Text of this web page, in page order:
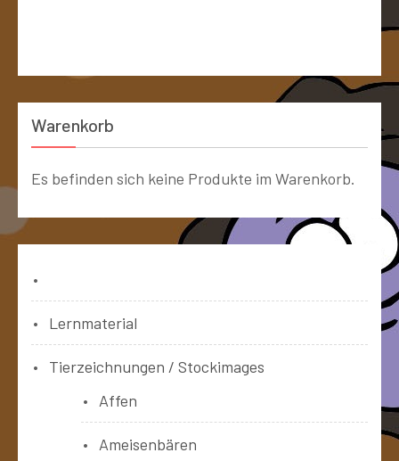
Warenkorb
Es befinden sich keine Produkte im Warenkorb.
Lernmaterial
Tierzeichnungen / Stockimages
Affen
Ameisenbären